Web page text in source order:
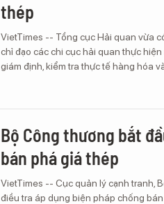
thép
VietTimes -- Tổng cục Hải quan vừa
chỉ đạo các chi cục hải quan thực
giám định, kiểm tra thực tế hàng hóa
Bộ Công thương bắt
bán phá giá thép
VietTimes -- Cục quản lý cạnh tranh,
điều tra áp dụng biện pháp chống